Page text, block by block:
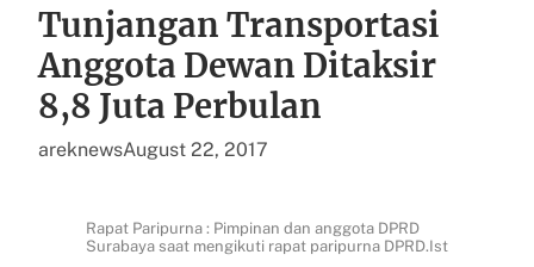
Tunjangan Transportasi
Anggota Dewan Ditaksir
8,8 Juta Perbulan
areknewsAugust 22, 2017
Rapat Paripurna : Pimpinan dan anggota DPRD
Surabaya saat mengikuti rapat paripurna DPRD.Ist